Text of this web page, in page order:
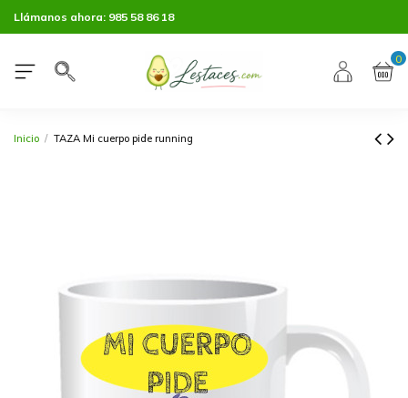
Llámanos ahora: 985 58 86 18
0
Inicio TAZA Mi cuerpo pide running